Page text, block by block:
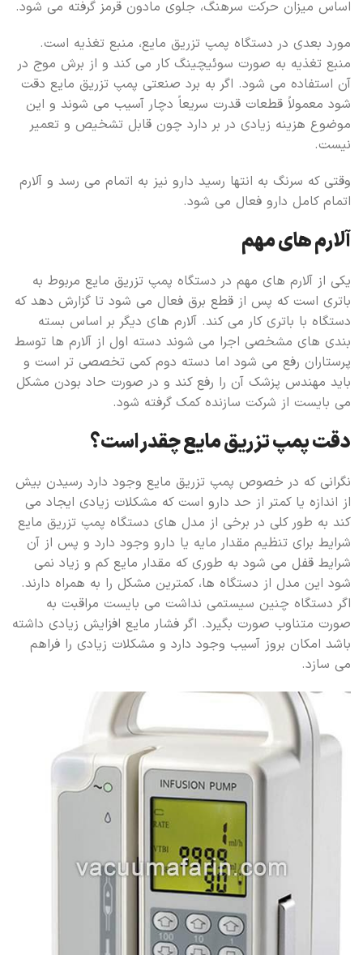
اساس میزان حرکت سرهنگ، جلوی مادون قرمز گرفته می شود.
مورد بعدی در دستگاه پمپ تزریق مایع، منبع تغذیه است.
منبع تغذیه به صورت سوئیچینگ کار می کند و از برش موج در
آن استفاده می شود. اگر به برد صنعتی پمپ تزریق مایع دقت
شود معمولاً قطعات قدرت سریعاً دچار آسیب می شوند و این
موضوع هزینه زیادی در بر دارد چون قابل تشخیص و تعمیر
نیست.
وقتی که سرنگ به انتها رسید دارو نیز به اتمام می رسد و آلارم
اتمام کامل دارو فعال می شود.
آلارم های مهم
یکی از آلارم های مهم در دستگاه پمپ تزریق مایع مربوط به
باتری است که پس از قطع برق فعال می شود تا گزارش دهد که
دستگاه با باتری کار می کند. آلارم های دیگر بر اساس بسته
بندی های مشخصی اجرا می شوند دسته اول از آلارم ها توسط
پرستاران رفع می شود اما دسته دوم کمی تخصصی تر است و
باید مهندس پزشک آن را رفع کند و در صورت حاد بودن مشکل
می بایست از شرکت سازنده کمک گرفته شود.
دقت پمپ تزریق مایع چقدر است؟
نگرانی که در خصوص پمپ تزریق مایع وجود دارد رسیدن بیش
از اندازه یا کمتر از حد دارو است که مشکلات زیادی ایجاد می
کند به طور کلی در برخی از مدل های دستگاه پمپ تزریق مایع
شرایط برای تنظیم مقدار مایه یا دارو وجود دارد و پس از آن
شرایط قفل می شود به طوری که مقدار مایع کم و زیاد نمی
شود این مدل از دستگاه ها، کمترین مشکل را به همراه دارند.
اگر دستگاه چنین سیستمی نداشت می بایست مراقبت به
صورت متناوب صورت بگیرد. اگر فشار مایع افزایش زیادی داشته
باشد امکان بروز آسیب وجود دارد و مشکلات زیادی را فراهم
می سازد.